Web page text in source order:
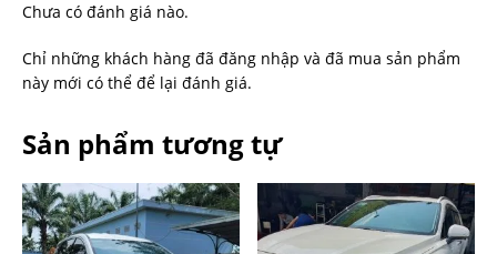
Chưa có đánh giá nào.
Chỉ những khách hàng đã đăng nhập và đã mua sản phẩm
này mới có thể để lại đánh giá.
Sản phẩm tương tự